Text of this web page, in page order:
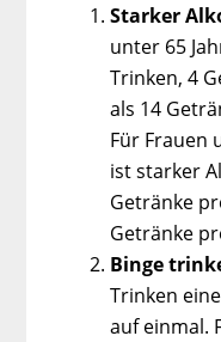
Starker
unter 65
Trinken, 4
als 14
Für Frauen
ist starker
Getränke
Getränke
Binge
Trinken
auf einmal.